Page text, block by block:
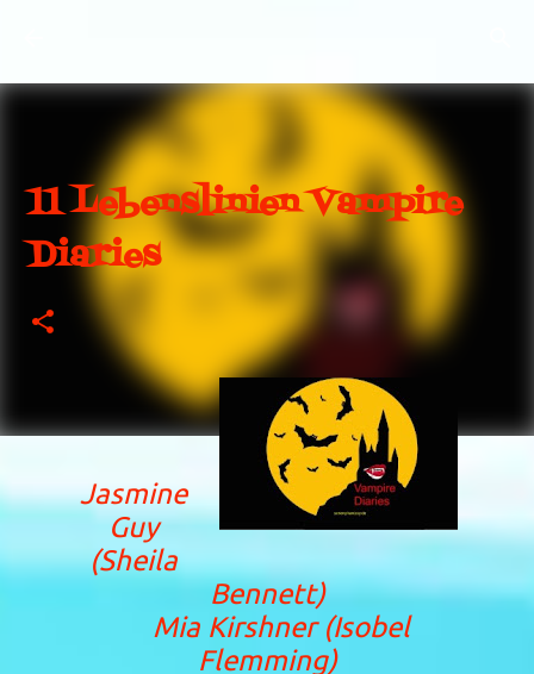
11 Lebenslinien Vampire
Diaries
Jasmine
Guy
(Sheila
Bennett)
Mia Kirshner (Isobel
Flemming)